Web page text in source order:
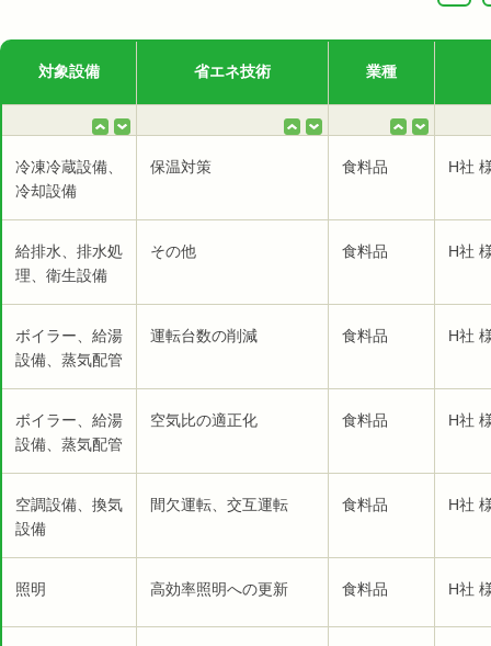
対象設備 省エネ技術 業種
冷凍冷蔵設備、
冷却設備
保温対策 食料品 H社
給排水、排水処
理、衛生設備
その他 食料品 H社
ボイラー、給湯
設備、蒸気配管
運転台数の削減 食料品 H社
ボイラー、給湯
設備、蒸気配管
空気比の適正化 食料品 H社
空調設備、換気
設備
間欠運転、交互運転 食料品 H社
照明 高効率照明への更新 食料品 H社